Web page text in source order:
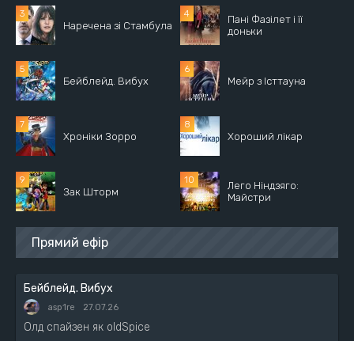
Наречена зі Стамбула
Пані Фазілет і її
доньки
Бейблейд. Вибух Мейр з Істтауна
Хроніки Зорро Хороший лікар
Зак Шторм
Лего Ніндзяго:
Майстри
Прямий ефір
Бейблейд. Вибух
asp1re 27.07.26
Олд спайзен як oldSpice